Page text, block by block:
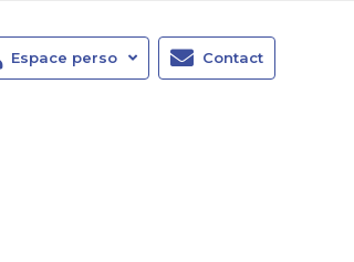
Espace perso Contact